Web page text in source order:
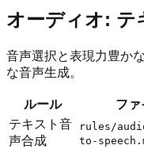
オーディオ: テ
音声選択と表現力豊か
な音声生成。
ルール ファ
テキスト音
声合成
rules/
to-